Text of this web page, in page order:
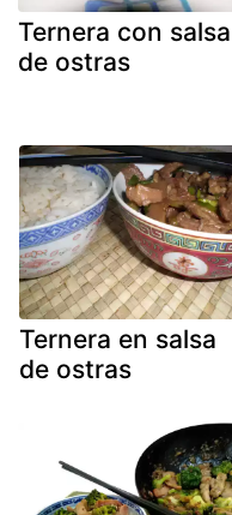
Ternera con salsa
de ostras
Ternera en salsa
de ostras